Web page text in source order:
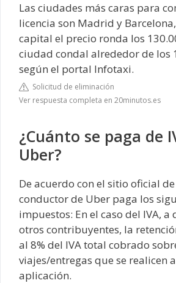
Las ciudades más caras para
licencia son Madrid y
capital el precio ronda los
ciudad condal alrededor de los
según el portal Infotaxi.
Solicitud de eliminación
Ver respuesta completa en 20minutos.es
¿Cuánto se paga de
Uber?
De acuerdo con el sitio oficial
conductor de Uber paga los
impuestos: En el caso del IVA, a
otros contribuyentes, la
al 8% del IVA total cobrado
viajes/entregas que se realicen
aplicación.